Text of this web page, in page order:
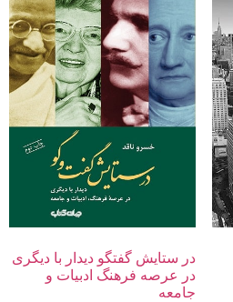
در ستایش گفتگو دیدار با دیگری
در عرصه فرهنگ ادبیات و
جامعه